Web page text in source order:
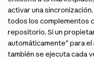
activar una
todos los complementos
repositorio. Si un
automáticamente" para
también se ejecuta cada